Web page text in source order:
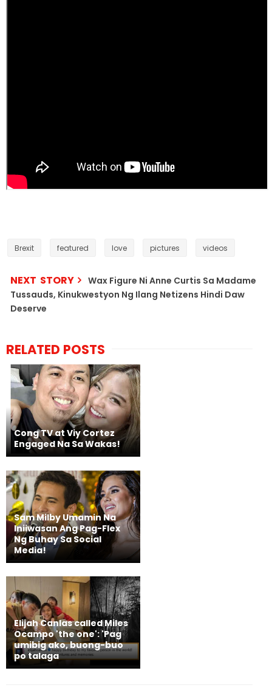
Brexit featured love pictures videos
NEXT STORY
Wax Figure Ni Anne Curtis Sa Madame
Tussauds, Kinukwestyon Ng Ilang Netizens Hindi Daw
Deserve
RELATED POSTS
Cong TV at Viy Cortez
Engaged Na Sa Wakas!
Sam Milby Umamin Na
Iniiwasan Ang Pag-Flex
Ng Buhay Sa Social
Media!
Elijah Canlas called Miles
Ocampo 'the one': 'Pag
umibig ako, buong-buo
po talaga